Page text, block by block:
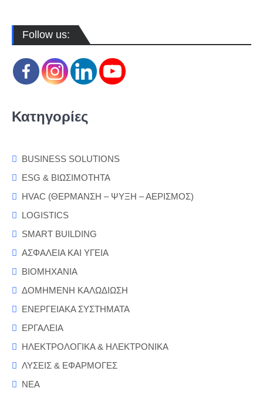
Follow us:
Κατηγορίες
BUSINESS SOLUTIONS
ESG & ΒΙΩΣΙΜΟΤΗΤΑ
HVAC (ΘΕΡΜΑΝΣΗ – ΨΥΞΗ – ΑΕΡΙΣΜΟΣ)
LOGISTICS
SMART BUILDING
ΑΣΦΑΛΕΙΑ ΚΑΙ ΥΓΕΙΑ
ΒΙΟΜΗΧΑΝΙΑ
ΔΟΜΗΜΕΝΗ ΚΑΛΩΔΙΩΣΗ
ΕΝΕΡΓΕΙΑΚΑ ΣΥΣΤΗΜΑΤΑ
ΕΡΓΑΛΕΙΑ
ΗΛΕΚΤΡΟΛΟΓΙΚΑ & ΗΛΕΚΤΡΟΝΙΚΑ
ΛΥΣΕΙΣ & ΕΦΑΡΜΟΓΕΣ
ΝΕΑ